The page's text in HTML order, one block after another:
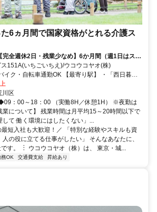
6ヵ月間で国家資格がとれる介護ス
完全週休2日・残業少なめ】6か月間（週1日はスク
をもらいながら会社負担で「介護職員初任者研
ます！
151A(いちごいちえ)/ウコウコヤオ(株)
分 ・「日暮里駅」東口より徒歩6分 ・「三河島
3
り徒歩9分 ・「上野駅」より徒歩11分
川区
：00～18：00 （実働8H／休憩1H） ※夜勤は
業について】 残業時間は月平均15～20時間以下で
て 働く環境にはしたくない」...
短入社も大歓迎！／ 「特別な経験やスキルも資
の役に立てる仕事がしたい」 そんなあなたに、
す。 ︙ ウコウコヤオ（株）は、 東京・城...
務OK 交通費支給 昇給あり